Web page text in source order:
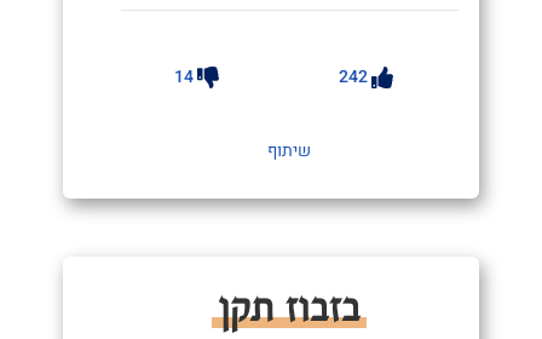
242
14
שיתוף
בזבוז תקן